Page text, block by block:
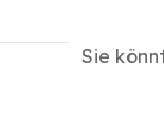
Sie